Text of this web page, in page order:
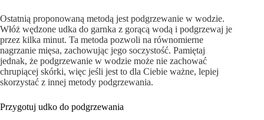
Ostatnią proponowaną metodą jest podgrzewanie w wodzie.
Włóż wędzone udka do garnka z gorącą wodą i podgrzewaj je
przez kilka minut. Ta metoda pozwoli na równomierne
nagrzanie mięsa, zachowując jego soczystość. Pamiętaj
jednak, że podgrzewanie w wodzie może nie zachować
chrupiącej skórki, więc jeśli jest to dla Ciebie ważne, lepiej
skorzystać z innej metody podgrzewania.
Przygotuj udko do podgrzewania